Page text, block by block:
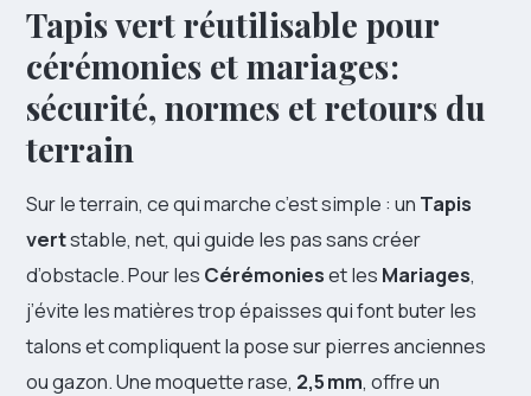
Tapis vert réutilisable pour
cérémonies et mariages :
sécurité, normes et retours du
terrain
Sur le terrain, ce qui marche c’est simple : un Tapis
vertstable, net, qui guide les pas sans créer
d’obstacle. Pour les Cérémonieset les Mariages,
j’évite les matières trop épaisses qui font buter les
talons et compliquent la pose sur pierres anciennes
ou gazon. Une moquette rase, 2,5 mm, offre un